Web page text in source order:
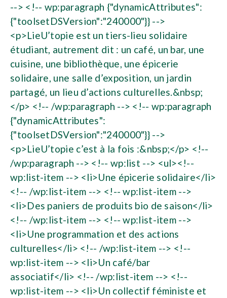
--> <!-- wp:paragraph {"dynamicAttributes":
{"toolsetDSVersion":"240000"}} -->
<p>LieU’topie est un tiers-lieu solidaire
étudiant, autrement dit : un café, un bar, une
cuisine, une bibliothèque, une épicerie
solidaire, une salle d’exposition, un jardin
partagé, un lieu d’actions culturelles.&nbsp;
</p> <!-- /wp:paragraph --> <!-- wp:paragraph
{"dynamicAttributes":
{"toolsetDSVersion":"240000"}} -->
<p>LieU’topie c’est à la fois :&nbsp;</p> <!--
/wp:paragraph --> <!-- wp:list --> <ul><!--
wp:list-item --> <li>Une épicerie solidaire</li>
<!-- /wp:list-item --> <!-- wp:list-item -->
<li>Des paniers de produits bio de saison</li>
<!-- /wp:list-item --> <!-- wp:list-item -->
<li>Une programmation et des actions
culturelles</li> <!-- /wp:list-item --> <!--
wp:list-item --> <li>Un café/bar
associatif</li> <!-- /wp:list-item --> <!--
wp:list-item --> <li>Un collectif féministe et